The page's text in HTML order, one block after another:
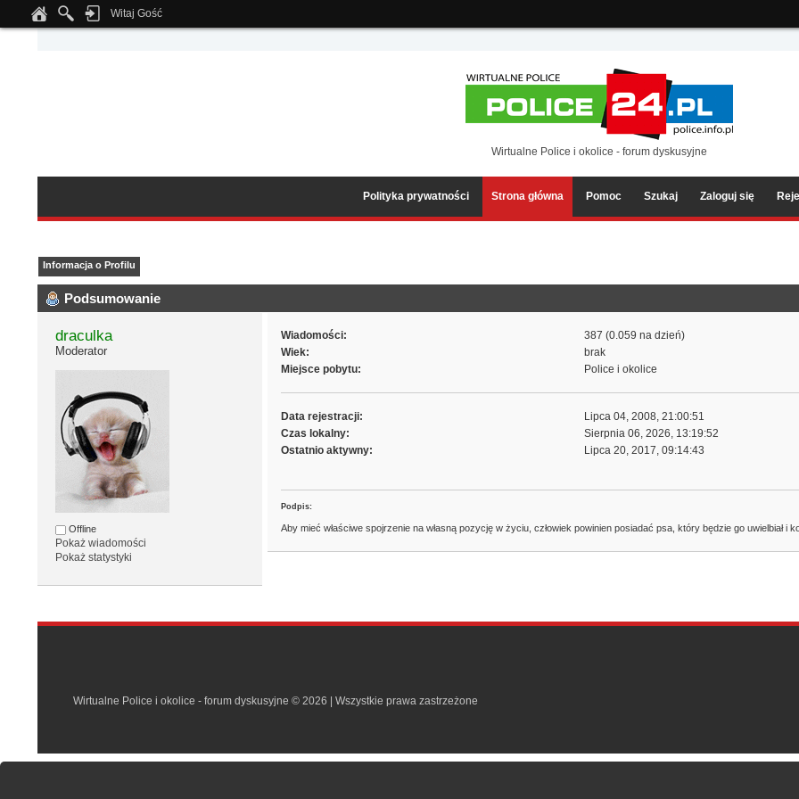
Notice: Undefined index: tapatalk_body_hook in
Witaj Gość
Wirtualne Police i okolice - forum dyskusyjne
Polityka prywatności Strona główna Pomoc Szukaj Zaloguj się
Informacja o Profilu
Podsumowanie
draculka
Moderator
Offline
Pokaż wiadomości
Pokaż statystyki
Wiadomości:
387 (0.059 na dzień)
Wiek:
brak
Miejsce pobytu:
Police i okolice
Data rejestracji:
Lipca 04, 2008, 21:00:51
Czas lokalny:
Sierpnia 06, 2026, 13:19:52
Ostatnio aktywny:
Lipca 20, 2017, 09:14:43
Podpis:
Aby mieć właściwe spojrzenie na własną pozycję w życiu, człowiek powinien posiadać psa, który będzie go uwielbiał i
Wirtualne Police i okolice - forum dyskusyjne © 2026 | Wszystkie prawa zastrzeżone